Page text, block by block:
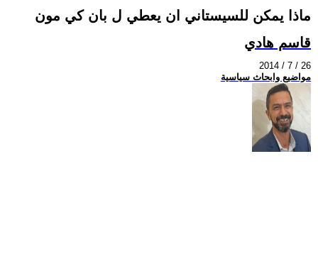
ماذا يمكن للسيستاني ان يعطي ل بان كي مون
قاسم هادي
2014 / 7 / 26
مواضيع وابحاث سياسية